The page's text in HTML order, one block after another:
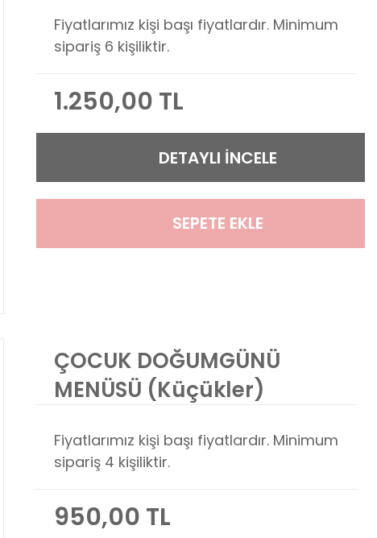
Fiyatlarımız kişi başı fiyatlardır. Minimum
sipariş 6 kişiliktir.
1.250,00 TL
DETAYLI İNCELE
SEPETE EKLE
ÇOCUK DOĞUMGÜNÜ
MENÜSÜ (Küçükler)
Fiyatlarımız kişi başı fiyatlardır. Minimum
sipariş 4 kişiliktir.
950,00 TL